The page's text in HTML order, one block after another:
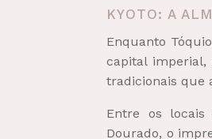
KYOTO: A
Enquanto
capital imperial,
tradicionais que
Entre os locais
Dourado, o